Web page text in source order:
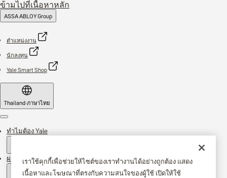
ข้ามไปที่เนื้อหาหลัก
ASSA ABLOY Group
ตำแหน่งงาน
นักลงทุน
Yale Smart Shop
Thailand·ภาษาไทย
Menu
ทำไมต้อง Yale
ผลิตภัณฑ์เราใช้คุกกี้เพื่อช่วยให้ไซต์ของเราทำงานได้อย่างถูกต้อง แสดง
เนื้อหาและโฆษณาที่ตรงกับความสนใจของผู้ใช้ เปิดให้ใช้